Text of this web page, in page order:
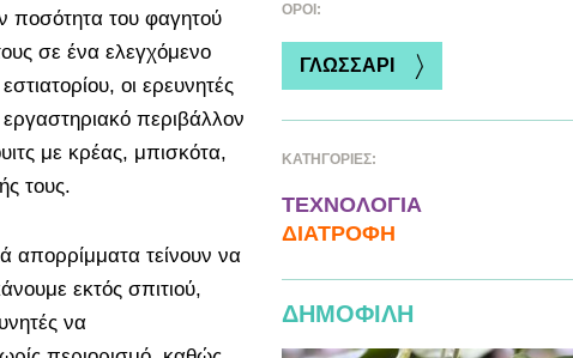
ποσότητα του φαγητού
σε ένα ελεγχόμενο
οι ερευνητές
περιβάλλον
με κρέας, μπισκότα,
τους.
απορρίμματα τείνουν να
εκτός σπιτιού,
να
ΌΡΟΙ:
ΓΛΩΣΣΑΡΙ
ΚΑΤΗΓΟΡΙΕΣ:
ΤΕΧΝΟΛΟΓΙΑ
ΔΙΑΤΡΟΦΗ
ΔΗΜΟΦΙΛΗ